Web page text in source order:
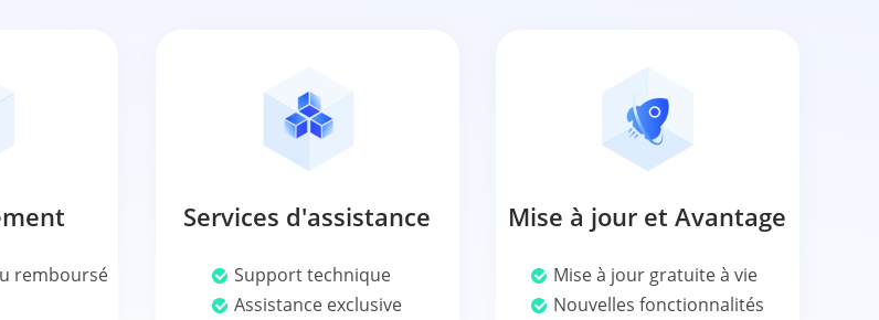
remboursé
Services d'assistance
Support technique
Assistance exclusive
Mise à jour et Avantage
Mise à jour gratuite à vie
Nouvelles fonctionnalités